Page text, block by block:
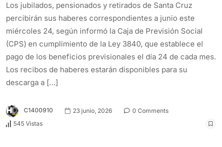
Los jubilados, pensionados y retirados de Santa Cruz
percibirán sus haberes correspondientes a junio este
miércoles 24, según informó la Caja de Previsión Social
(CPS) en cumplimiento de la Ley 3840, que establece el
pago de los beneficios previsionales el día 24 de cada mes.
Los recibos de haberes estarán disponibles para su
descarga a […]
C1400910 23 junio, 2026
0 Comments
545 Vistas